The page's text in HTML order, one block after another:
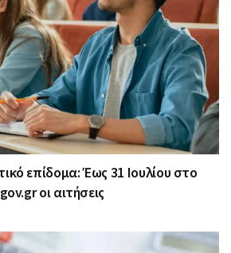
επίδομα: Έως 31 Ιουλίου στο
οι αιτήσεις